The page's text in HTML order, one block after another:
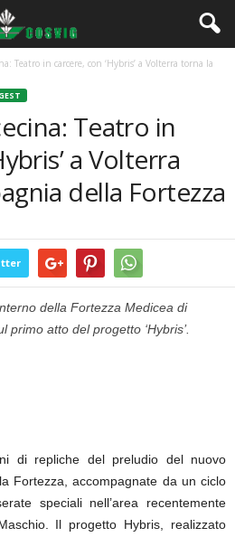
Teatro in carcere, con ‘Hybris’ a Volterra torna la
Teatro in
a Volterra
della Fortezza
della Fortezza Medicea di
primo atto del progetto ‘Hybris’.
di repliche del preludio del nuovo
Fortezza, accompagnate da un ciclo
speciali nell’area recentemente
Il progetto Hybris, realizzato